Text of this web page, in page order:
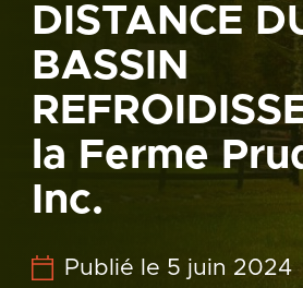
DISTANCE
BASSIN
la Ferme
Inc.
Publié le 5 juin 2024